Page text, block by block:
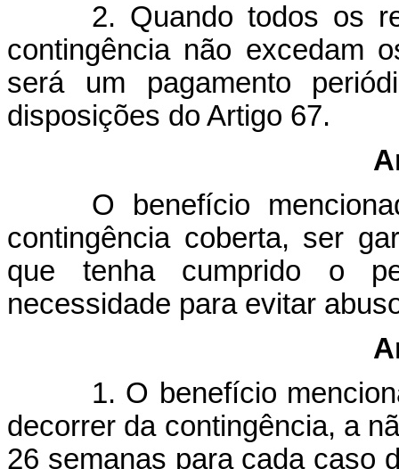
2. Quando todos os
contingência não excedam
será um pagamento
disposições do Artigo 67.
O benefício
contingência coberta, ser
que tenha cumprido o
necessidade para evitar
1. O benefício
decorrer da contingência, a
26 semanas para cada caso